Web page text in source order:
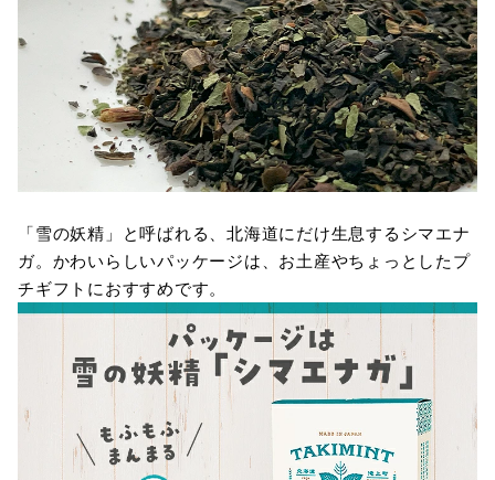
「雪の妖精」と呼ばれる、北海道にだけ生息するシマエナ
ガ。かわいらしいパッケージは、お土産やちょっとしたプ
チギフトにおすすめです。